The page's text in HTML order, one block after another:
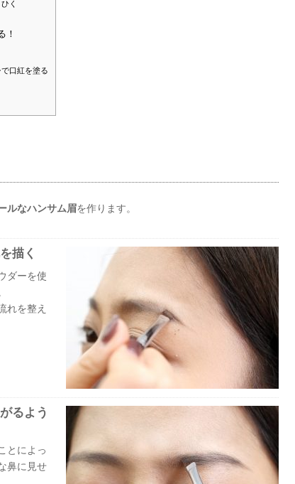
く
！
口紅を塗る
ルなハンサム眉を作ります。
描く
ダーを使
れを整え
るよう
とによっ
鼻に見せ